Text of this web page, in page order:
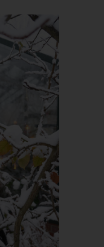
es den
individuellen
Internetbrowsern,
Ein bestimmter
Cookie-ID
Nutzern dieser
bereitstellen, die ohne
und Angebote
optimiert
erwähnt, die
Zweck dieser
unserer
einer Internetseite, die
bei jedem
eingeben,